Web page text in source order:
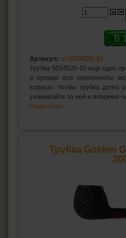
В
Артикул: cl-5554525-10
Трубка 5554525-10 еще одно
и прежде все компоненты
хорошо. Чтобы трубка долго
ухаживайте за ней и вовремя
Подробнее...
Трубка Golden